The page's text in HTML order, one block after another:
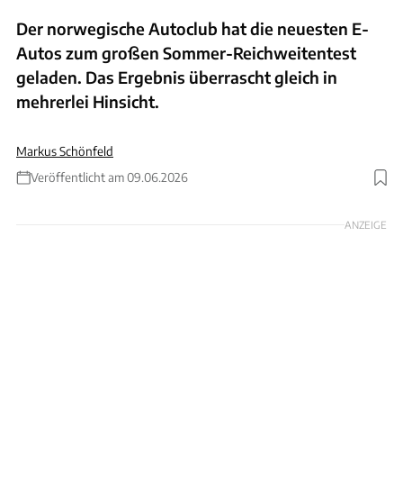
Der norwegische Autoclub hat die neuesten E-
Autos zum großen Sommer-Reichweitentest
geladen. Das Ergebnis überrascht gleich in
mehrerlei Hinsicht.
Markus Schönfeld
Veröffentlicht am 09.06.2026
Foto: NAF / Christiansen
ANZEIGE